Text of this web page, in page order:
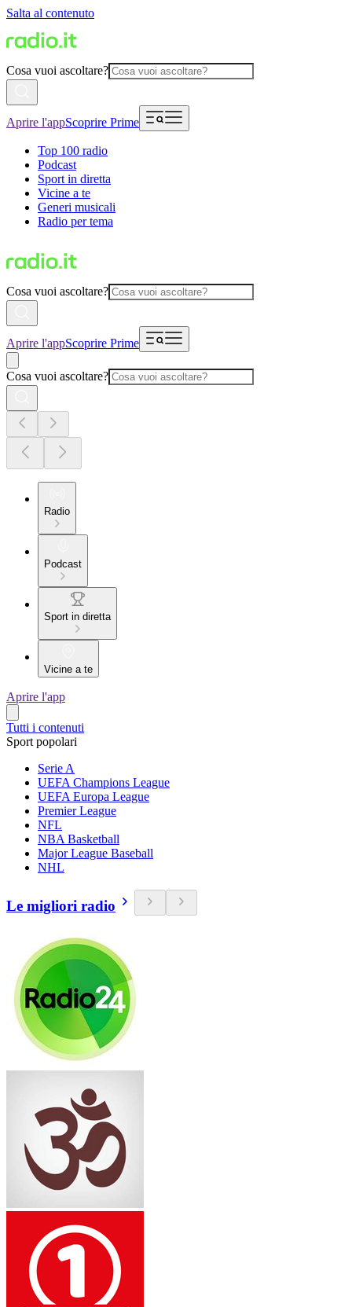
Salta al contenuto
Cosa vuoi ascoltare?
Aprire l'appScoprire Prime
Top 100 radio
Podcast
Sport in diretta
Vicine a te
Generi musicali
Radio per tema
Cosa vuoi ascoltare?
Aprire l'appScoprire Prime
Cosa vuoi ascoltare?
Radio
Podcast
Sport in diretta
Vicine a te
Aprire l'app
Tutti i contenuti
Sport popolari
Serie A
UEFA Champions League
UEFA Europa League
Premier League
NFL
NBA Basketball
Major League Baseball
NHL
Le migliori radio